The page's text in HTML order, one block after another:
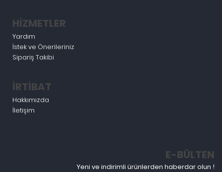
HİZMETLER
Yardım
İstek ve Önerileriniz
Sipariş Takibi
İRTİBAT
Hakkımızda
İletişim
E-BÜLTEN
Yeni ve indirimli ürünlerden haberdar olun !